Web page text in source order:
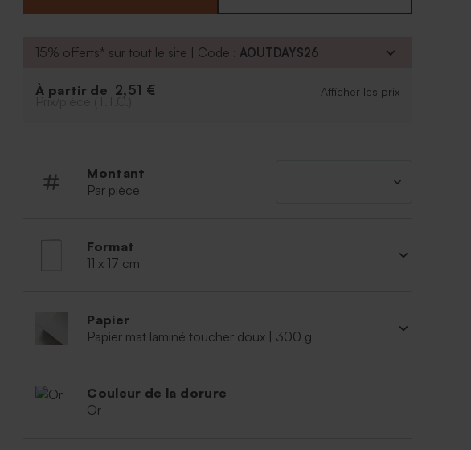
15% offerts* sur tout le site | Code :AOUTDAYS26
À partir de 2,51 € Afficher les prix
Prix/pièce (T.T.C.)
Montant
Par pièce
Format
11 x 17 cm
Papier
Papier mat laminé toucher doux | 300 g
Couleur de la dorure
Or